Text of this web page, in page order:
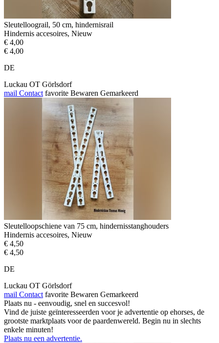
Sleutelloograil, 50 cm, hindernisrail
Hindernis accesoires, Nieuw
€ 4,00
€ 4,00
DE
Luckau OT Görlsdorf
mail Contact favorite Bewaren Gemarkeerd
Sleutelloopschiene van 75 cm, hindernisstanghouders
Hindernis accesoires, Nieuw
€ 4,50
€ 4,50
DE
Luckau OT Görlsdorf
mail Contact favorite Bewaren Gemarkeerd
Plaats nu - eenvoudig, snel en succesvol!
Vind de juiste geïnteresseerden voor je advertentie op ehorses, de
grootste marktplaats voor de paardenwereld. Begin nu in slechts
enkele minuten!
Plaats nu een advertentie.